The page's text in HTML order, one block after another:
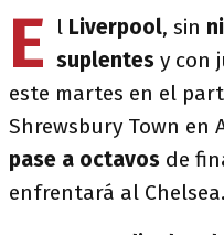
E l Liverpool, sin
suplentes y con
este martes en el
Shrewsbury Town en
pase a octavos de
enfrentará al Chelsea.